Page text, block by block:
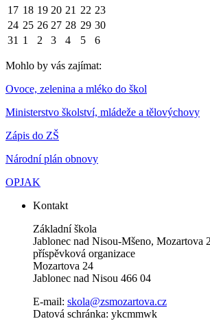
17 18 19 20 21 22 23
24 25 26 27 28 29 30
31 1 2 3 4 5 6
Mohlo by vás zajímat:
Ovoce, zelenina a mléko do škol
Ministerstvo školství, mládeže a tělovýchovy
Zápis do ZŠ
Národní plán obnovy
OPJAK
Kontakt
Základní škola
Jablonec nad Nisou-Mšeno, Mozartova
příspěvková organizace
Mozartova 24
Jablonec nad Nisou 466 04
E-mail: skola@zsmozartova.cz
Datová schránka: ykcmmwk